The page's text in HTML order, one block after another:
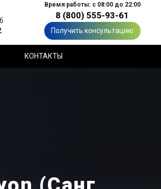
Время работы: с 08:00 до 22:00
8 (800) 555-93-61
Получить консультацию
КОНТАКТЫ